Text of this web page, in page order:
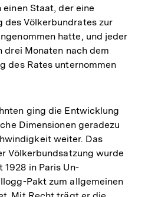
Staat, der eine
des Völkerbundrates zur
hatte, und jeder
drei Monaten nach dem
des Rates unternommen
ging die Entwicklung
Dimensionen geradezu
weiter. Das
Völkerbundsatzung wurde
1928 in Paris Un­
Pakt zum allgemeinen